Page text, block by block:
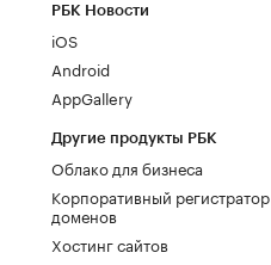
РБК Новости
iOS
Android
AppGallery
Другие продукты РБК
Облако для бизнеса
Корпоративный регистратор
доменов
Хостинг сайтов